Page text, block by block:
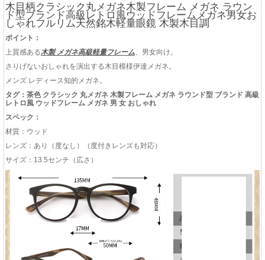
木目柄クラシック丸メガネ木製フレーム メガネ ラウン
ド型ブランド高級レトロ風ウッドフレームメガネ男女お
しゃれフルリム天然銘木軽量眼鏡 木製木目調
ポイント：
上質感ある木製 メガネ高級軽量フレーム、男女向け。
さりげないおしゃれを演出する木目模様伊達メガネ。
メンズ レディース知的メガネ。
タグ：茶色 クラシック 丸メガネ 木製フレーム メガネ ラウンド型 ブランド 高級
レトロ風 ウッドフレーム メガネ 男 女 おしゃれ
スペック：
材質：ウッド
レンズ：あり（度なし）（度付きレンズも対応）
サイズ：13.5センチ（広さ）